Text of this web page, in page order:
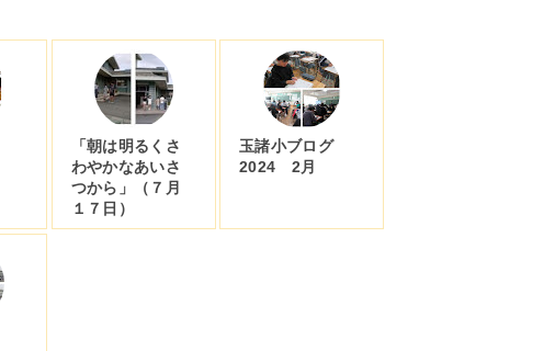
「朝は明るくさ
わやかなあいさ
つから」（７月
１７日）
玉諸小ブログ
2024 2月